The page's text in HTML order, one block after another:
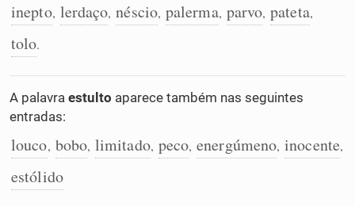
Cata-letras
Conexões
Caça-palavras
inepto, lerdaço, néscio, palerma, parvo, pateta,
tolo.
A palavra estulto aparece também nas seguintes
entradas:
louco, bobo, limitado, peco, energúmeno, inocente,
estólido